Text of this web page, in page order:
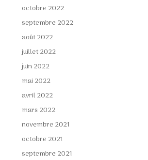
octobre 2022
septembre 2022
août 2022
juillet 2022
juin 2022
mai 2022
avril 2022
mars 2022
novembre 2021
octobre 2021
septembre 2021